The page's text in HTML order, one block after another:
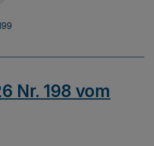
Nr. 198 vom